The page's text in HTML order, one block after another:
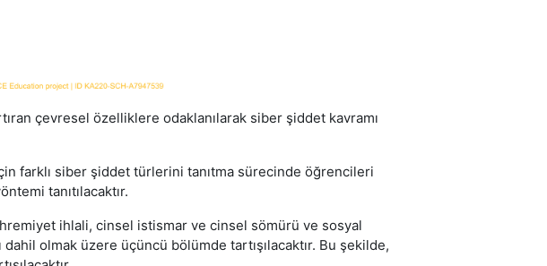
çevresel özelliklere odaklanılarak siber şiddet kavramı
farklı siber şiddet türlerini tanıtma sürecinde öğrencileri
tanıtılacaktır.
ihlali, cinsel istismar ve cinsel sömürü ve sosyal
olmak üzere üçüncü bölümde tartışılacaktır. Bu şekilde,